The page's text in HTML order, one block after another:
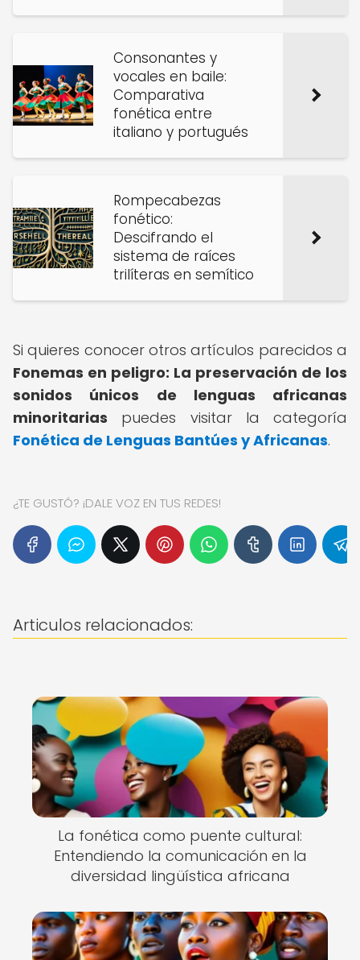
Consonantes y
vocales en baile:
Comparativa
fonética entre
italiano y portugués
Rompecabezas
fonético:
Descifrando el
sistema de raíces
trilíteras en semítico
Si quieres conocer otros artículos parecidos a
Fonemas en peligro: La preservación de los
sonidos únicos de lenguas africanas
minoritarias puedes visitar la categoría
Fonética de Lenguas Bantúes y Africanas.
¿TE GUSTÓ? ¡DALE VOZ EN TUS REDES!
Articulos relacionados:
La fonética como puente cultural:
Entendiendo la comunicación en la
diversidad lingüística africana